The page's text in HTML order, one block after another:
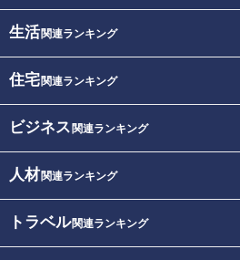
生活関連ランキング
住宅関連ランキング
ビジネス 関連ランキング
人材関連ランキング
トラベル関連ランキング